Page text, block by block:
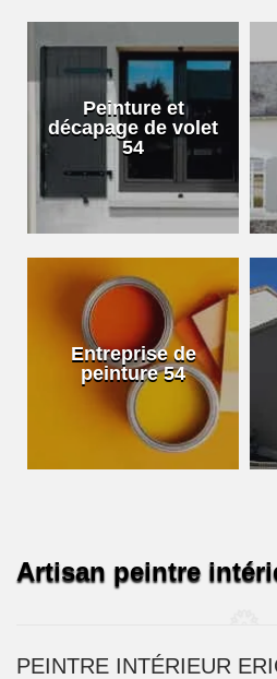
Peinture et
décapage de volet
54
Entreprise de
peinture 54
Artisan peintre
PEINTRE INTÉRIEUR